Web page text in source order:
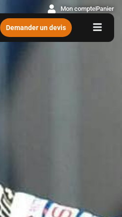
Mon comptePanier
Demander un devis